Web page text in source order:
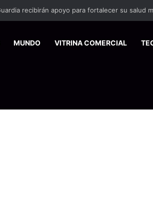
MUNDO VITRINA COMERCIAL